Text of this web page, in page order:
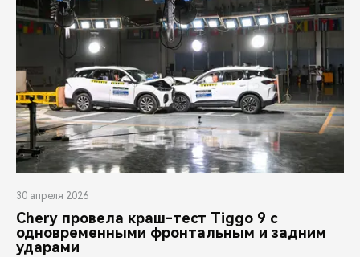
30 апреля 2026
Chery провела краш-тест Tiggo 9 с
одновременными фронтальным и задним
ударами